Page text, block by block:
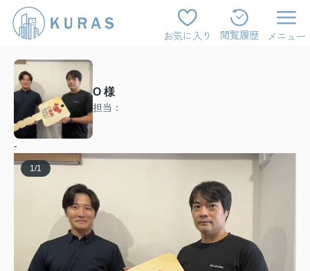
お気に入り 閲覧履歴 メニュー
O 様
担当：
-
1 /1